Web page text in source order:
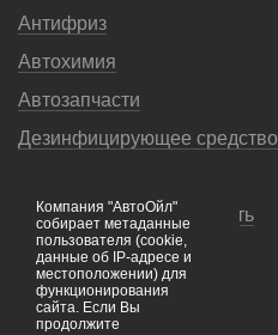
Антифриз
Автохимия
Автозапчасти
Дезинфицирующее средство
Незамерзающая жидкость
Смазочные материалы
Тормозная жидкость
Фильтры
Компания "АвтоОйл"
собирает метаданные
пользователя (cookie,
данные об IP-адресе и
местоположении) для
функционирования
сайта. Если Вы
продолжите